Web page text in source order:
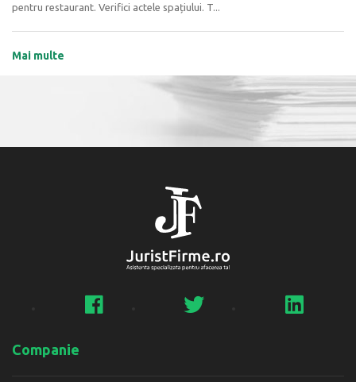
pentru restaurant. Verifici actele spațiului. T...
Mai multe
Companie